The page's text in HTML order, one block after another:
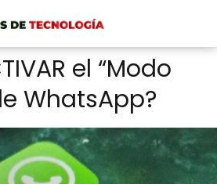
el “Modo
WhatsApp?